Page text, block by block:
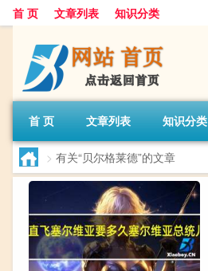
首 页 文章列表 知识分类
首 页 文章列表 知识分类
> 有关“贝尔格莱德”的文章